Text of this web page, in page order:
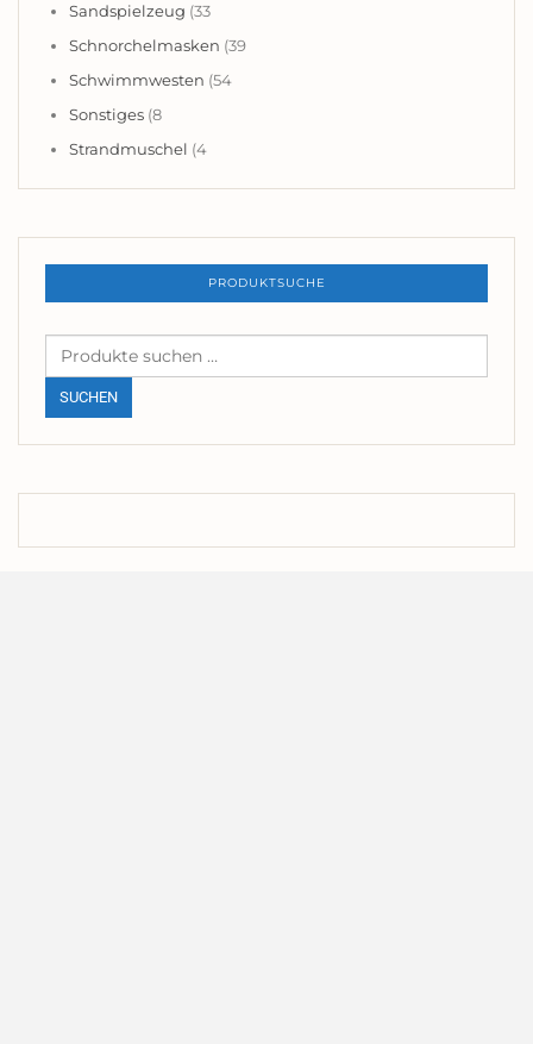
Sandspielzeug (33
Schnorchelmasken (39
Schwimmwesten (54
Sonstiges (8
Strandmuschel (4
PRODUKTSUCHE
Suchen
nach:
SUCHEN